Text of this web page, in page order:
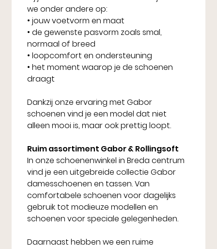
we onder andere op:
• jouw voetvorm en maat
• de gewenste pasvorm zoals smal,
normaal of breed
• loopcomfort en ondersteuning
• het moment waarop je de schoenen
draagt
Dankzij onze ervaring met Gabor
schoenen vind je een model dat niet
alleen mooi is, maar ook prettig loopt.
Ruim assortiment Gabor & Rollingsoft
In onze schoenenwinkel in Breda centrum
vind je een uitgebreide collectie Gabor
damesschoenen en tassen. Van
comfortabele schoenen voor dagelijks
gebruik tot modieuze modellen en
schoenen voor speciale gelegenheden.
Daarnaast hebben we een ruime